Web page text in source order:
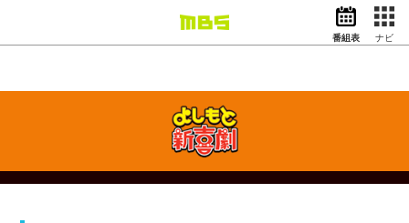
番組表 ナビ